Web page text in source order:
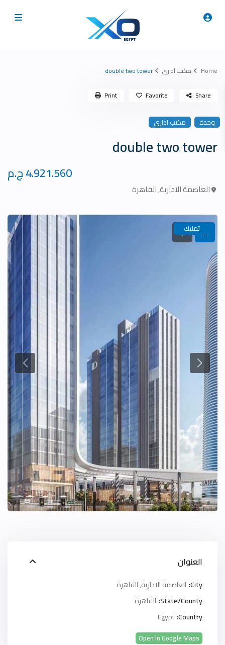
Home مكتب ادارى double two tower
وحدة مكتب ادارى
double two tower
4.921.560 ج.م
العاصمة الادارية,القاهرة
Share
Favorite
Print
تمليك
العنوان
City: العاصمة الادارية,القاهرة
State/County: القاهرة
Country:
Egypt
Open In Google Maps